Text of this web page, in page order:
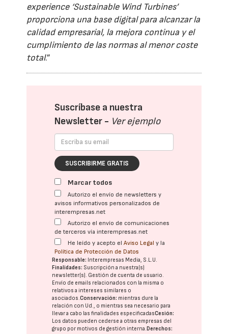
experience ‘Sustainable Wind Turbines’
proporciona una base digital para alcanzar la
calidad empresarial, la mejora continua y el
cumplimiento de las normas al menor coste
total.”
Suscríbase a nuestra
Newsletter - Ver ejemplo
SUSCRIBIRME GRATIS
Marcar todos
Autorizo el envío de newsletters y
avisos informativos personalizados de
interempresas.net
Autorizo el envío de comunicaciones
de terceros vía interempresas.net
He leído y acepto elAviso Legal y la
Política de Protección de Datos
Responsable: Interempresas Media, S.L.U.
Finalidades: Suscripción a nuestra(s)
newsletter(s). Gestión de cuenta de usuario.
Envío de emails relacionados con la misma o
relativos a intereses similares o
asociados.Conservación: mientras dure la
relación con Ud., o mientras sea necesario para
llevar a cabo las finalidades especificadasCesión:
Los datos pueden cederse a otras empresas del
grupo por motivos de gestión interna.Derechos: